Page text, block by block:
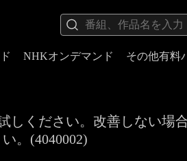
NHKオンデマンド その他有料
ください。改善しない場
い。(4040002)